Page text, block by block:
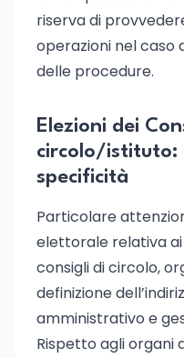
riserva di
operazioni nel caso
delle procedure.
Elezioni dei
circolo/istituto:
specificità
Particolare
elettorale relativa ai
consigli di circolo,
definizione
amministrativo e
Rispetto agli organi